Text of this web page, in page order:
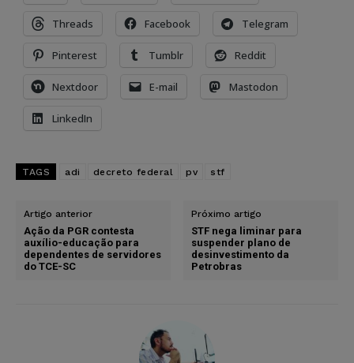
Threads Facebook Telegram
Pinterest Tumblr Reddit
Nextdoor E-mail Mastodon
LinkedIn
TAGS adi decreto federal pv stf
Artigo anterior
Ação da PGR contesta
auxílio-educação para
dependentes de servidores
do TCE-SC
Próximo artigo
STF nega liminar para
suspender plano de
desinvestimento da
Petrobras